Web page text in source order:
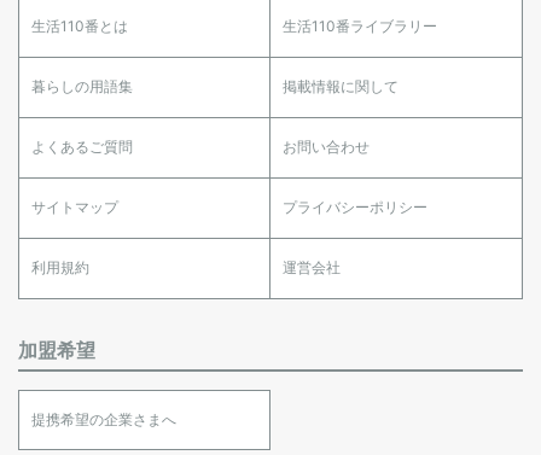
生活110番とは 生活110番ライブラリー
暮らしの用語集 掲載情報に関して
よくあるご質問 お問い合わせ
サイトマップ プライバシーポリシー
利用規約 運営会社
加盟希望
提携希望の企業さまへ